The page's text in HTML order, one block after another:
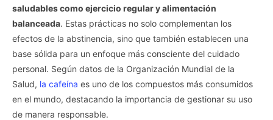
saludables como ejercicio regular y alimentación
balanceada. Estas prácticas no solo complementan los
efectos de la abstinencia, sino que también establecen una
base sólida para un enfoque más consciente del cuidado
personal. Según datos de la Organización Mundial de la
Salud, la cafeína es uno de los compuestos más consumidos
en el mundo, destacando la importancia de gestionar su uso
de manera responsable.